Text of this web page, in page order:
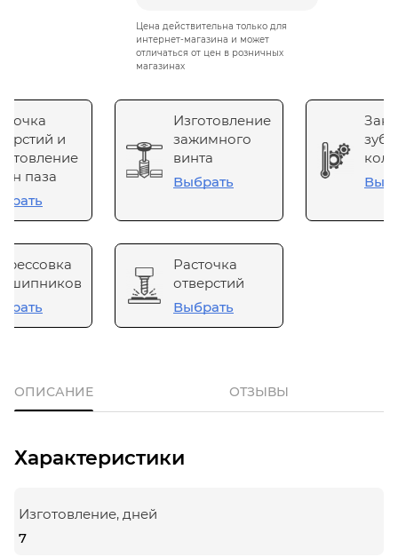
Цена действительна только для
интернет-магазина и может
отличаться от цен в розничных
магазинах
и
паза
Изготовление
зажимного
винта
Выбрать
Расточка
отверстий
Выбрать
ОПИСАНИЕ ОТЗЫВЫ
Характеристики
Изготовление, дней
7